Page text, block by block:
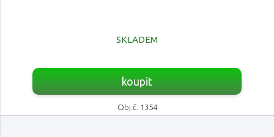
SKLADEM
koupit
Obj.č. 1354